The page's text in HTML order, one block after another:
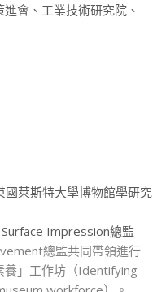
會、工業技術研究院、
大學博物館學研究
Impression總監
總監共同帶領進行
養」工作坊（Identifying